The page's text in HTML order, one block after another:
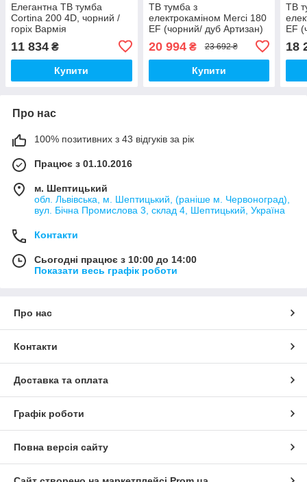
Елегантна ТВ тумба
Cortina 200 4D, чорний /
горіх Вармія
11 834 ₴
Купити
ТВ тумба з
електрокаміном Merci 180
EF (чорний/ дуб Артизан)
20 994₴ 23 692 ₴
Купити
ТВ
EF
18
Про нас
100% позитивних з 43 відгуків за рік
Працює з 01.10.2016
м. Шептицький
обл. Львівська, м. Шептицький, (раніше м. Червоноград),
вул. Бічна Промислова 3, склад 4, Шептицький, Україна
Контакти
Сьогодні працює з 10:00 до 14:00
Показати весь графік роботи
Про нас
Контакти
Доставка та оплата
Графік роботи
Повна версія сайту